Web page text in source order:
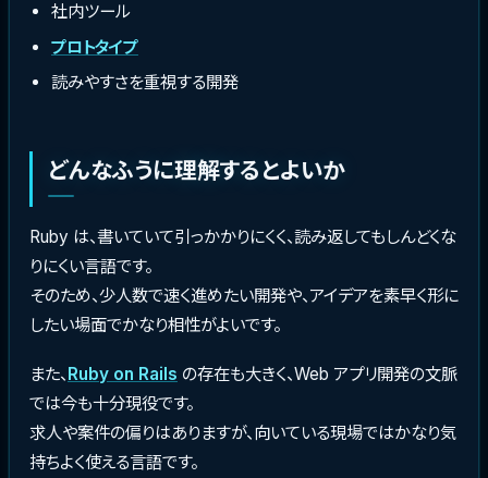
社内ツール
プロトタイプ
読みやすさを重視する開発
どんなふうに理解するとよいか
Ruby は、書いていて引っかかりにくく、読み返してもしんどくな
りにくい言語です。
そのため、少人数で速く進めたい開発や、アイデアを素早く形に
したい場面でかなり相性がよいです。
また、 Ruby on Rails の存在も大きく、Web アプリ開発の文脈
では今も十分現役です。
求人や案件の偏りはありますが、向いている現場ではかなり気
持ちよく使える言語です。